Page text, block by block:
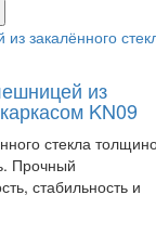
из
KN09
стекла
Прочный
стабильность и